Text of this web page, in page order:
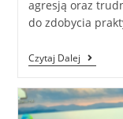
agresją oraz
do zdobycia
Czytaj Dalej